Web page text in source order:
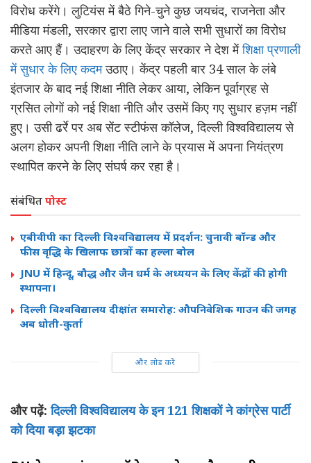
विरोध करेंगे। लुटियंस में बैठे गिने-चुने कुछ जयचंद, राजनेता और
मीडिया मंडली, सरकार द्वारा लाए जाने वाले सभी सुधारों का विरोध
करते आए हैं। उदाहरण के लिए केंद्र सरकार ने देश मेंशिक्षा प्रणाली
में सुधार के लिए कदमउठाए। केंद्र पहली बार 34 साल के लंबे
इंतजार के बाद नई शिक्षा नीति लेकर आया, लेकिन पूर्वाग्रह से
ग्रसित लोगों को नई शिक्षा नीति और उसमें किए गए सुधार हज़म नहीं
हुए। उसी ढर्रे पर अब सेंट स्टीफंस कॉलेज, दिल्ली विश्वविद्यालय से
अलग होकर अपनी शिक्षा नीति लाने के प्रयास में अपना नियंत्रण
स्थापित करने के लिए संघर्ष कर रहा है।
संबंधितपोस्ट
एबीवीपी का दिल्ली विश्वविद्यालय में प्रदर्शन: चुनावी बॉन्ड और
फीस वृद्धि के खिलाफ छात्रों का हल्ला बोल
JNU में हिन्दू, बौद्ध और जैन धर्म के अध्ययन के लिए केंद्रों की होगी
स्थापना।
दिल्ली विश्वविद्यालय दीक्षांत समारोह: औपनिवेशिक गाउन की जगह
अब धोती-कुर्ता
और लोड करें
और पढ़ें:दिल्ली विश्वविद्यालय के इन 121 शिक्षकों ने कांग्रेस पार्टी
को दिया बड़ा झटका